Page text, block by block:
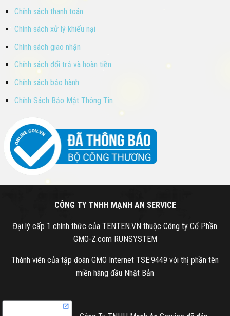
Chính sách thanh toán
Chính sách xử lý khiếu nại
Chính sách giao nhận
Chính sách đổi trả và hoàn tiền
Chính sách bảo hành
Chính Sách Bảo Mật Thông Tin
CÔNG TY TNHH MẠNH AN SERVICE
Đại lý cấp 1 chính thức của TENTEN.VN thuộc Công ty Cổ Phần
GMO-Z.com RUNSYSTEM
Thành viên của tập đoàn GMO Internet TSE:9449 với thị phần tên
miền hàng đầu Nhật Bản